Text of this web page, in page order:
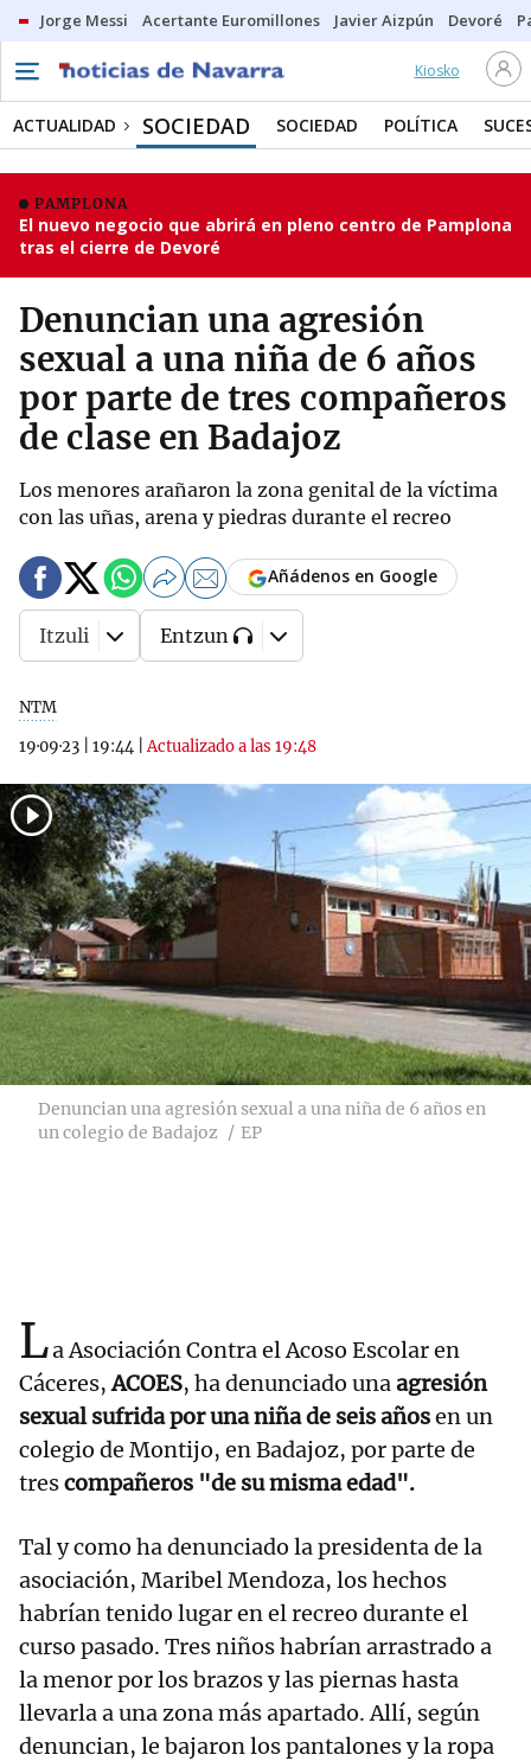
Jorge Messi Acertante Euromillones Javier Aizpún Devoré
Kiosko
ACTUALIDAD SOCIEDAD SOCIEDAD POLÍTICA
PAMPLONA
El nuevo negocio que abrirá en pleno centro de Pamplona
tras el cierre de Devoré
Denuncian una agresión
sexual a una niña de 6 años
por parte de tres compañeros
de clase en Badajoz
Los menores arañaron la zona genital de la víctima
con las uñas, arena y piedras durante el recreo
NTM
19·09·23
19:44 |Actualizado a las 19:48
Añádenos en Google
Itzuli Entzun
Denuncian una agresión sexual a una niña de 6 años en
un colegio de Badajoz
EP
La Asociación Contra el Acoso Escolar en
Cáceres,ACOES, ha denunciado unaagresión
sexual sufrida por una niña de seis añosen un
colegio de Montijo, en Badajoz, por parte de
trescompañeros "de su misma edad".
Tal y como ha denunciado la presidenta de la
asociación, Maribel Mendoza, los hechos
habrían tenido lugar en el recreo durante el
curso pasado. Tres niños habrían arrastrado a
la menor por los brazos y las piernas hasta
llevarla a una zona más apartado. Allí, según
denuncian, le bajaron los pantalones y la ropa